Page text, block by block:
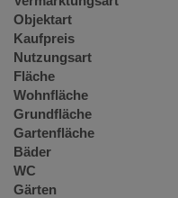
Objektart
Kaufpreis
Nutzungsart
Fläche
Wohnfläche
Grundfläche
Gartenfläche
Bäder
WC
Gärten